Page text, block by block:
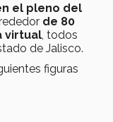
el pleno del
de 80
virtual, todos
de Jalisco.
figuras